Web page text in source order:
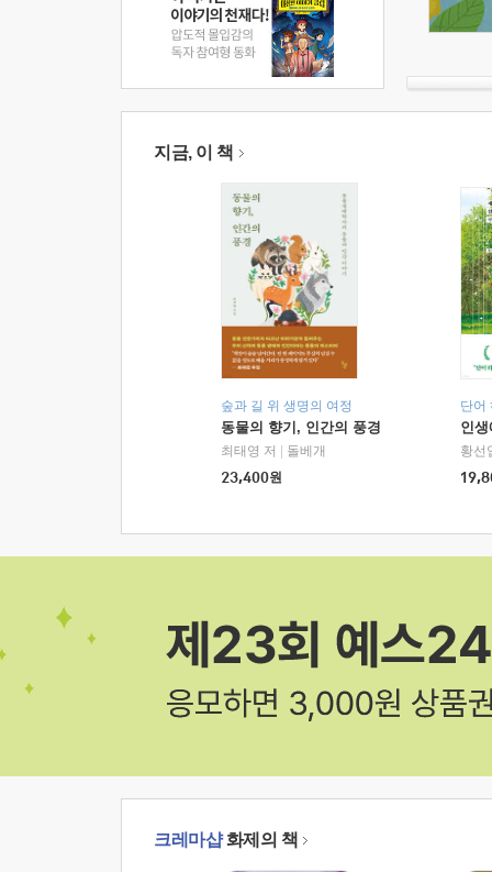
지금, 이 책
숲과 길 위 생명의 여정
동물의 향기, 인간의 풍경
최태영 저
돌베개
23,400원
단어
인
황선
크레마샵화제의 책